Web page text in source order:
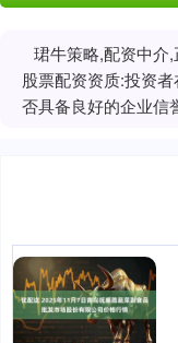
珺牛策略,配资中介
股票配资资质:投资
否具备良好的企业信